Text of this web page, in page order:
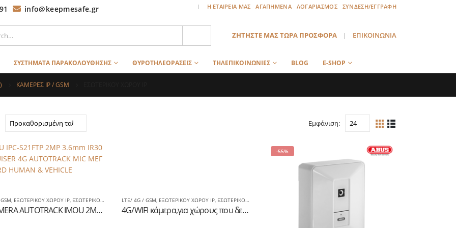
info@keepmesafe.gr | Η ΕΤΑΙΡΕΙΑ ΜΑΣ ΑΓΑΠΗΜΕΝΑ ΛΟΓΑΡΙΑΣΜΟΣ ΣΥΝΔΕΣΗ/ΕΓΓΡΑΦΗ
ΖΗΤΗΣΤΕ ΜΑΣ ΤΩΡΑ ΠΡΟΣΦΟΡΑ | ΕΠΙΚΟΙΝΩΝΙΑ
ΣΥΣΤΗΜΑΤΑ ΠΑΡΑΚΟΛΟΥΘΗΣΗΣ ΘΥΡΟΤΗΛΕΟΡΑΣΕΙΣ ΤΗΛΕΠΙΚΟΙΝΩΝΙΕΣ BLOG E-SHOP
ΚΑΜΕΡΕΣ IP / GSM
Εμφάνιση:
, ΕΞΩΤΕΡΙΚΟΥ ΧΩΡΟΥ IP, ΕΣΩΤΕΡΙΚΟΥ ΧΩΡΟΥ IP
4G CAMERA AUTOTRACK IMOU 2MP 3.6mm IR30 PT CRUISER MIC ΜΕΓ SD CARD HUMAN & VEHICLE
LTE/ 4G / GSM, ΕΞΩΤΕΡΙΚΟΥ ΧΩΡΟΥ IP, ΕΣΩΤΕΡΙΚΟΥ ΧΩΡΟΥ IP
4G/WIFI κάμερα,για χώρους που δεν διαθέτουν Internet,αδιάβροχη
-55%